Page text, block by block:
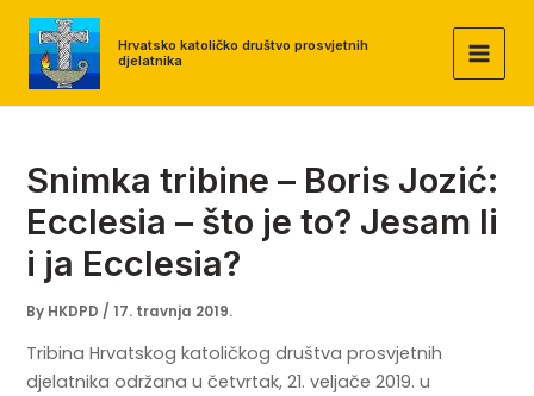
Skip
content
Hrvatsko katoličko društvo prosvjetnih
djelatnika
MAIN
Snimka tribine – Boris Jozić:
Ecclesia – što je to? Jesam li
i ja Ecclesia?
By HKDPD /17. travnja 2019.
Tribina Hrvatskog katoličkog društva prosvjetnih
djelatnika održana u četvrtak, 21. veljače 2019. u